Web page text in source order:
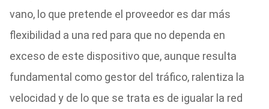
vano, lo que pretende el proveedor es dar más
flexibilidad a una red para que no dependa en
exceso de este dispositivo que, aunque resulta
fundamental como gestor del tráfico, ralentiza la
velocidad y de lo que se trata es de igualar la red